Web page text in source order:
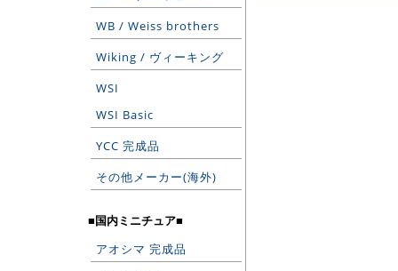
WB / Weiss brothers
Wiking / ヴィーキング
WSI
WSI Basic
YCC 完成品
その他メーカー(海外)
■国内ミニチュア■
アオシマ 完成品